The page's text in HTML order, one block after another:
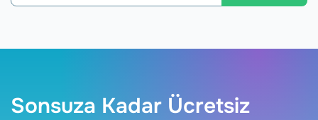
Sonsuza Kadar Ücretsiz